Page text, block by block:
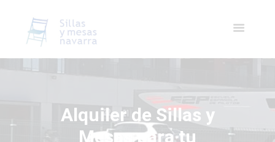
Alquiler de Sillas y
Mesas para tu